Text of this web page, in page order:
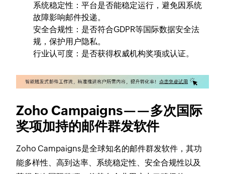
系统稳定性：平台是否能稳定运行，避免因系统
故障影响邮件投递。
安全合规性：是否符合GDPR等国际数据安全法
规，保护用户隐私。
行业认可度：是否获得权威机构奖项或认证。
Zoho Campaigns——多次国际
奖项加持的邮件群发软件
Zoho Campaigns是全球知名的邮件群发软件，其功
能多样性、高到达率、系统稳定性、安全合规性以及